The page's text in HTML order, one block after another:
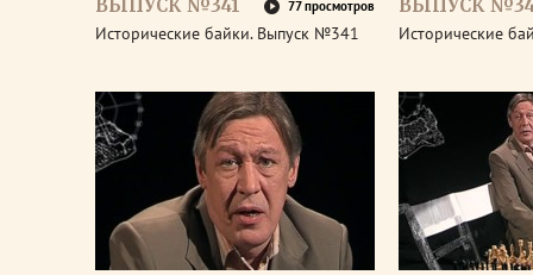
ВЫПУСК №341 77 просмотров
Исторические байки. Выпуск №341
ВЫПУСК
Исторические